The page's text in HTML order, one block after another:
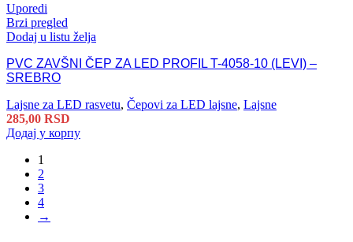
Uporedi
Brzi pregled
Dodaj u listu želja
PVC ZAVŠNI ČEP ZA LED PROFIL T-4058-10 (LEVI) –
SREBRO
Lajsne za LED rasvetu, Čepovi za LED lajsne, Lajsne
285,00 RSD
Додај у корпу
1
2
3
4
→